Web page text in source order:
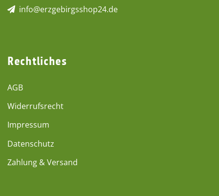
info@erzgebirgsshop24.de
Rechtliches
AGB
Widerrufsrecht
Impressum
Datenschutz
Zahlung & Versand